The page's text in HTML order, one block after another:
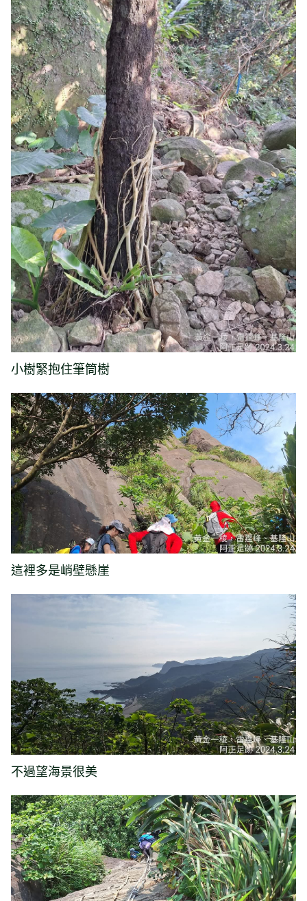
小樹緊抱住筆筒樹
這裡多是峭壁懸崖
不過望海景很美